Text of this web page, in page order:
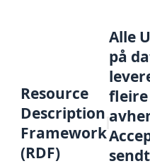
Resource
Description
Framework
(RDF)
Alle
på